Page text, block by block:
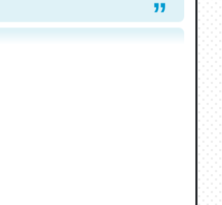
分くらい。小説でいう「ずっと前
い分量。進化すればするほど分かり